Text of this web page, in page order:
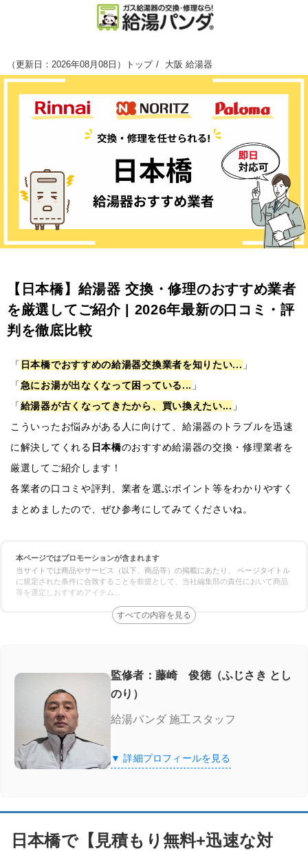
（更新日：2026年08月08日 ） トップ 大阪 給湯器
【日本橋】給湯器 交換・修理のおすすめ業者
を厳選してご紹介 | 2026年最新の口コミ・評
判を徹底比較
「 日本橋でおすすめの給湯器交換業者を知りたい... 」
「急にお湯が出なくなって困っている... 」
「給湯器が古くなってきたから、買い換えたい... 」
こういったお悩みがある人に向けて、給湯器のトラブルを迅速
に解決してくれる 日本橋のおすすめ給湯器の交換・修理業者を
厳選してご紹介します！
各業者の口コミや評判、業者を選ぶポイント等をわかりやすく
まとめましたので、ぜひ参考にしてみてくださいね。
本ページではプロモーションが含まれます
当サイトでは商品やサービス（以下、商品等）の掲載にあたり、 ページタイトル
に規定された条件に合致することを前提として、当社編集部の責任において商品
等を選定しおすすめアイテム
監修者：藤崎 俊徳（ふじさき とし
のり）
給湯パンダ 施工スタッフ
▼ 詳細プロフィールを見る
日本橋で【見積もり無料+迅速な対